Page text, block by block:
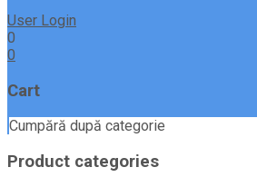
User Login
0
0
Cart
Cumpără după categorie
Product categories